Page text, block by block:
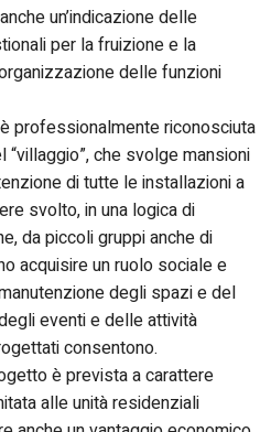
un’indicazione delle
per la fruizione e la
delle funzioni
professionalmente riconosciuta
che svolge mansioni
di tutte le installazioni a
svolto, in una logica di
da piccoli gruppi anche di
acquisire un ruolo sociale e
degli spazi e del
eventi e delle attività
consentono.
è prevista a carattere
alle unità residenziali